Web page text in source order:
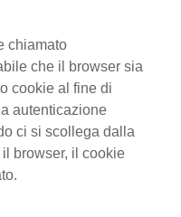
chiamato
che il browser sia
cookie al fine di
autenticazione
ci si scollega dalla
browser, il cookie